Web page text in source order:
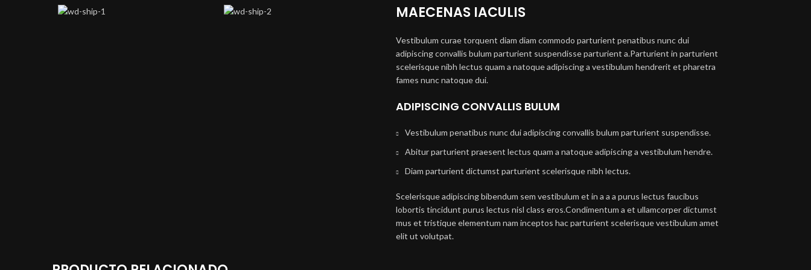
MAECENAS IACULIS
Vestibulum curae torquent diam diam commodo parturient penatibus nunc dui
adipiscing convallis bulum parturient suspendisse parturient a.Parturient in parturient
scelerisque nibh lectus quam a natoque adipiscing a vestibulum hendrerit et pharetra
fames nunc natoque dui.
ADIPISCING CONVALLIS BULUM
Vestibulum penatibus nunc dui adipiscing convallis bulum parturient suspendisse.
Abitur parturient praesent lectus quam a natoque adipiscing a vestibulum hendre.
Diam parturient dictumst parturient scelerisque nibh lectus.
Scelerisque adipiscing bibendum sem vestibulum et in a a a purus lectus faucibus
lobortis tincidunt purus lectus nisl class eros.Condimentum a et ullamcorper dictumst
mus et tristique elementum nam inceptos hac parturient scelerisque vestibulum amet
elit ut volutpat.